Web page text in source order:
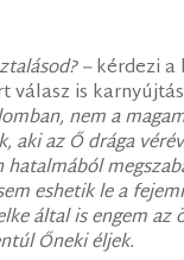
–kérdezi a
válasz is
nem a
aki az Ő drága
eshetik le a
által is engem
Őneki éljek.